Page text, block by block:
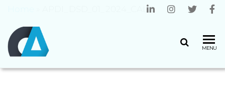
MENU
APDI_DSD_01_2024_CALG